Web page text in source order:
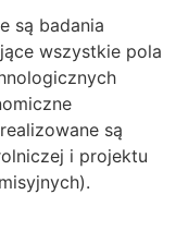
są badania
wszystkie pola
są
i projektu